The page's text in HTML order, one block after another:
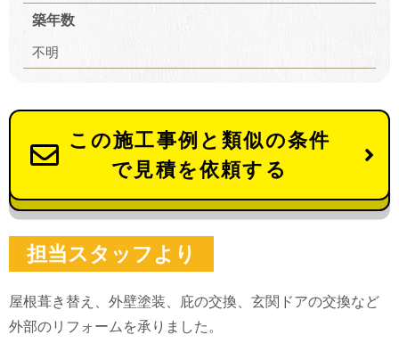
築年数
不明
この施工事例と類似の条件
で見積を依頼する
担当スタッフより
屋根葺き替え、外壁塗装、庇の交換、玄関ドアの交換など
外部のリフォームを承りました。